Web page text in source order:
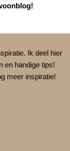
Ik deel hier
en handige tips!
meer inspiratie!